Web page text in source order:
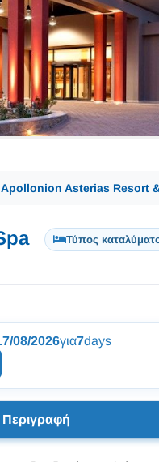
Apollonion Asterias Resort
Τύπος
08/2026για7days
Περιγραφή